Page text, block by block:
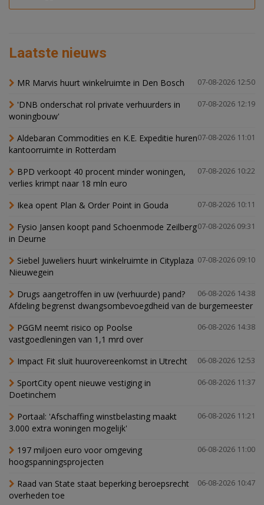
Laatste nieuws
07-08-2026 12:50
MR Marvis huurt winkelruimte in Den Bosch
07-08-2026 12:19
'DNB onderschat rol private verhuurders in
woningbouw'
07-08-2026 11:01
Aldebaran Commodities en K.E. Expeditie huren
kantoorruimte in Rotterdam
07-08-2026 10:22
BPD verkoopt 40 procent minder woningen,
verlies krimpt naar 18 mln euro
07-08-2026 10:11
Ikea opent Plan & Order Point in Gouda
07-08-2026 09:31
Fysio Jansen koopt pand Schoenmode Zeilberg
in Deurne
07-08-2026 09:10
Siebel Juweliers huurt winkelruimte in Cityplaza
Nieuwegein
06-08-2026 14:38
Drugs aangetroffen in uw (verhuurde) pand?
Afdeling begrenst dwangsombevoegdheid van de burgemeester
06-08-2026 14:38
PGGM neemt risico op Poolse
vastgoedleningen van 1,1 mrd over
06-08-2026 12:53
Impact Fit sluit huurovereenkomst in Utrecht
06-08-2026 11:37
SportCity opent nieuwe vestiging in
Doetinchem
06-08-2026 11:21
Portaal: 'Afschaffing winstbelasting maakt
3.000 extra woningen mogelijk'
06-08-2026 11:00
197 miljoen euro voor omgeving
hoogspanningsprojecten
06-08-2026 10:47
Raad van State staat beperking beroepsrecht
overheden toe